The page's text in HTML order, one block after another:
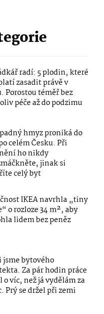
radí: 5 plodin, které
zasadit právě v
Porostou téměř bez
péče až do podzimu
hmyz proniká do
celém Česku. Při
ho nikdy
jinak si
celý byt
IKEA navrhla „tiny
o rozloze 34 m², aby
lidem bez peněz
jsme bytového
Za pár hodin práce
o víc, než já vydělám za
Prý se držel při zemi